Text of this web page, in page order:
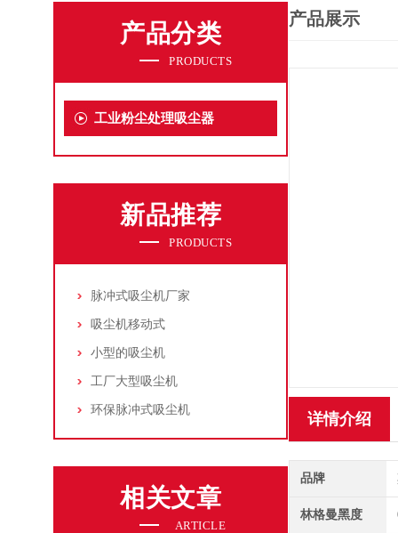
产品分类
PRODUCTS
工业粉尘处理吸尘器
新品推荐
PRODUCTS
脉冲式吸尘机厂家
吸尘机移动式
小型的吸尘机
工厂大型吸尘机
环保脉冲式吸尘机
相关文章
ARTICLE
产品展示
详情介绍
品牌
林格曼黑度